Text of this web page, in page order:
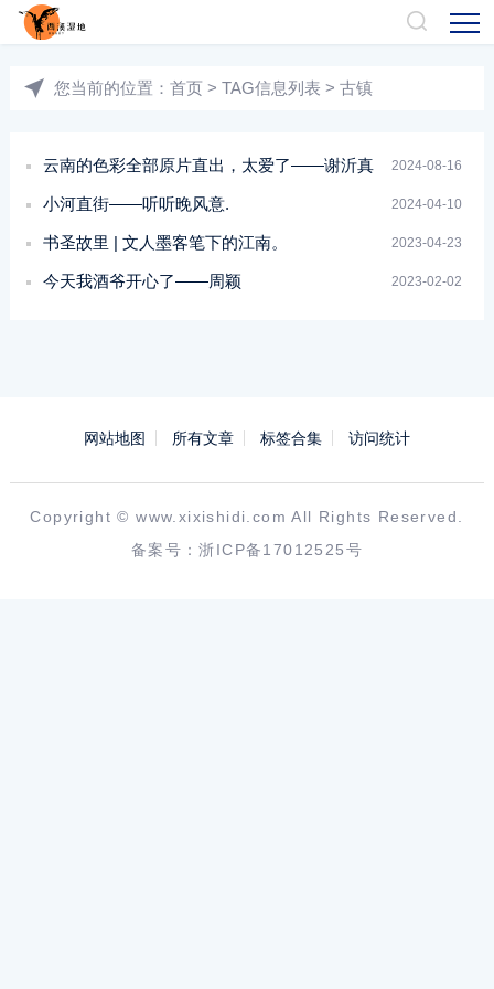
您当前的位置： 首页 > TAG信息列表 > 古镇
2024-08-16
云南的色彩全部原片直出，太爱了——谢沂真
2024-04-10
小河直街——听听晚风意.
2023-04-23
书圣故里 | 文人墨客笔下的江南。
2023-02-02
今天我酒爷开心了——周颖
网站地图 所有文章 标签合集 访问统计
Copyright ©www.xixishidi.com All Rights Reserved.
备案号：浙ICP备17012525号